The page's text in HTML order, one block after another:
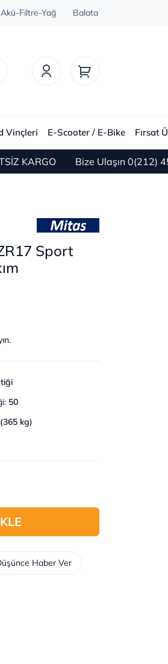
Akü-Filtre-Yağ Balata
Vinçleri E-Scooter / E-Bike Fırsat
Bize Ulaşın 0(212) 450 60
Sport
: 50
kg)
Haber Ver